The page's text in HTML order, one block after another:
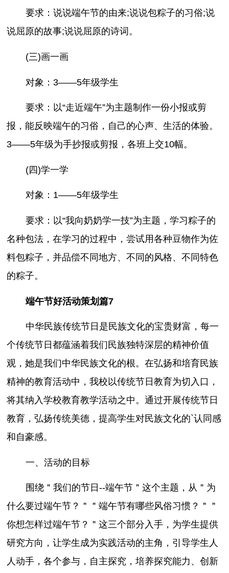
要求：说说端午节的由来;说说包粽子的习俗;说
说屈原的故事;说说屈原的诗词。
(三)画一画
对象：3——5年级学生
要求：以“走近端午”为主题制作一份小报或剪
报，能反映端午的习俗，自己的心声、生活的体验。
3——5年级为手抄报或剪报，各班上交10幅。
(四)学一学
对象：1——5年级学生
要求：以“我向奶奶学一技”为主题，学习粽子的
名种包法，在学习的过程中，尝试用各种豆物作为佐
料包粽子，并品偿不同地方、不同的风格、不同特色
的粽子。
端午节好活动策划篇7
中华民族传统节日是民族文化的宝贵财富，每一
个传统节日都蕴涵着我们民族独特深层的精神价值
观，她是我们中华民族文化的根。在弘扬和培育民族
精神的教育活动中，我校以传统节日教育为切入口，
将其纳入学校教育教学活动之中。通过开展传统节日
教育，弘扬传统美德，提高学生对民族文化的`认同感
和自豪感。
一、活动的目标
围绕＂我们的节日--端午节＂这个主题，从＂为
什么要过端午节？＂＂端午节有哪些风俗习惯？＂＂
你想怎样过端午节？＂这三个部分入手，为学生提供
研究方向，让学生成为实践活动的主角，引导学生人
人动手，各个参与，自主探究，培养探究能力、创新